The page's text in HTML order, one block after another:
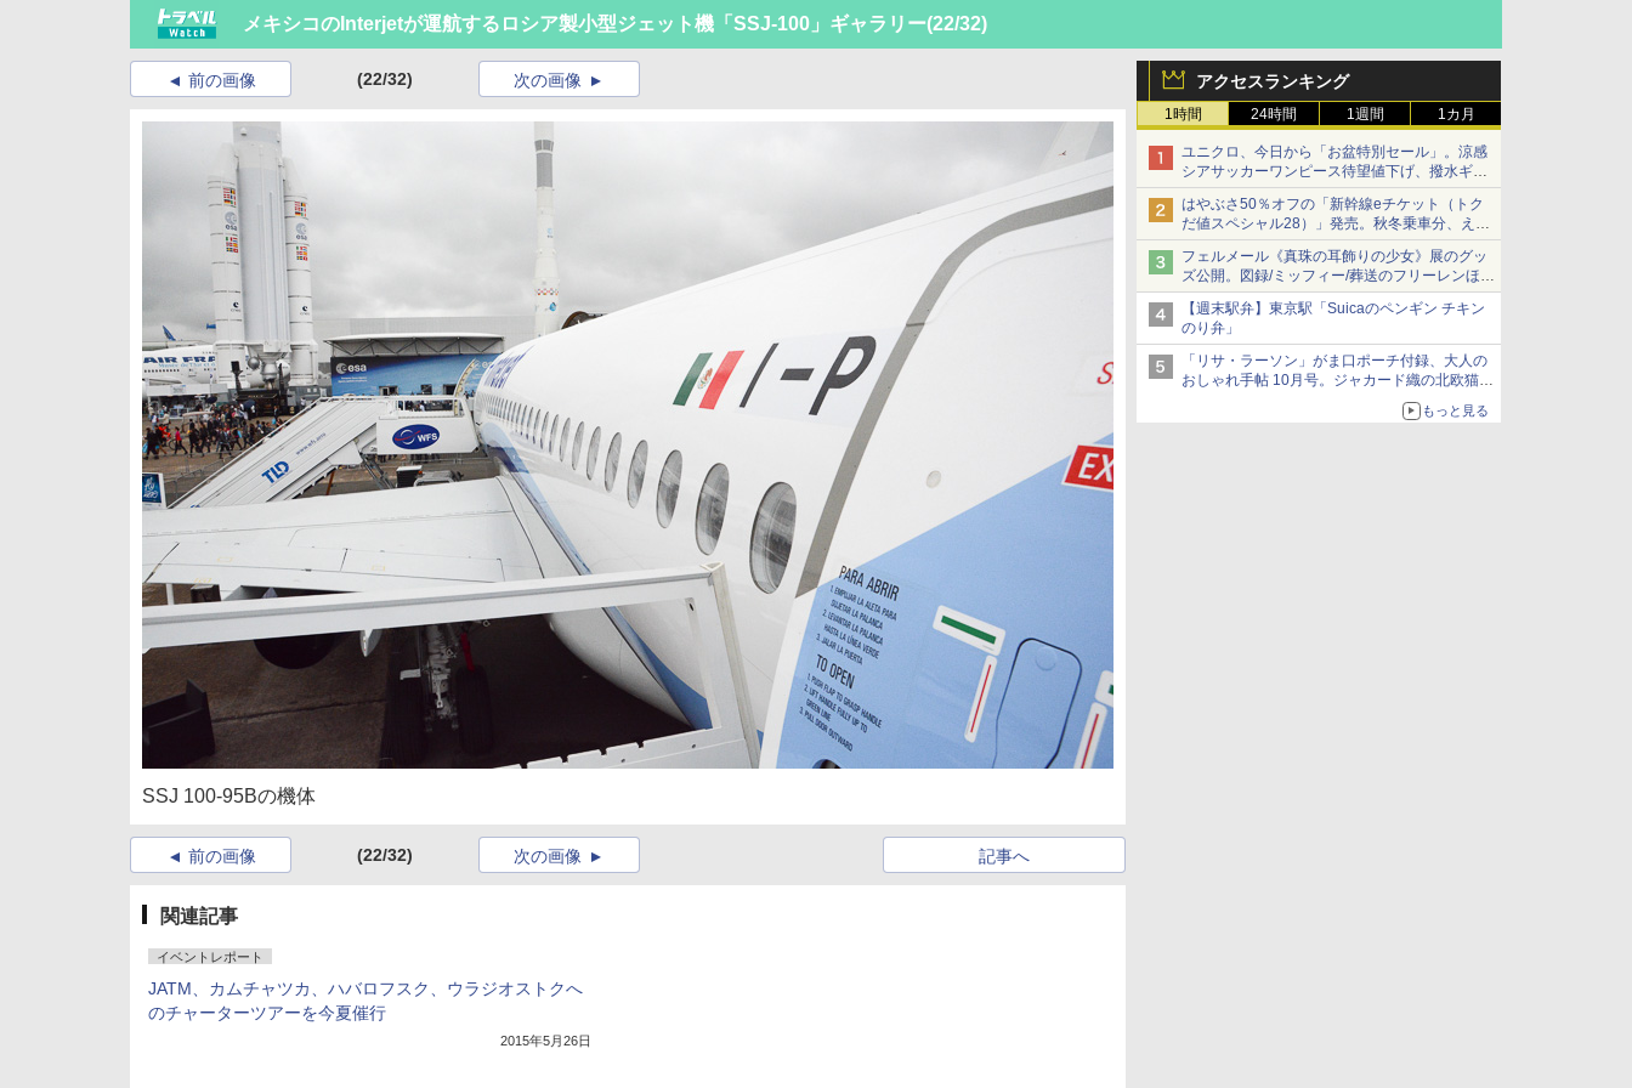
メキシコのInterjetが運航するロシア製小型ジェット機「SSJ-100」ギャラリー(22/32)
アクセスランキング
1時間 24時間 1週間 1カ月
ユニクロ、今日から「お盆特別セール」。涼感
シアサッカーワンピース待望値下げ、撥水ギア
ショーツは1990円に
はやぶさ50％オフの「新幹線eチケット（トク
だ値スペシャル28）」発売。秋冬乗車分、えき
ねっと限定
フェルメール《真珠の耳飾りの少女》展のグッ
ズ公開。図録/ミッフィー/葬送のフリーレンほ
か、注目ブランドコラボが実現
【週末駅弁】東京駅「Suicaのペンギン チキン
のり弁」
「リサ・ラーソン」がま口ポーチ付録、大人の
おしゃれ手帖 10月号。ジャカード織の北欧猫デ
もっと見る
前の画像 (22/32) 次の画像
SSJ 100-95Bの機体
前の画像 (22/32) 記事へ
次の画像
関連記事
イベントレポート
JATM、カムチャツカ、ハバロフスク、ウラジオストクへ
のチャーターツアーを今夏催行
2015年5月26日